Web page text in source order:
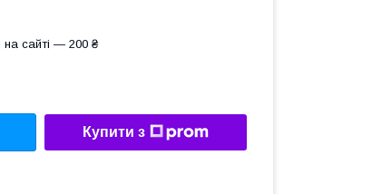
на сайті — 200 ₴
Купити з